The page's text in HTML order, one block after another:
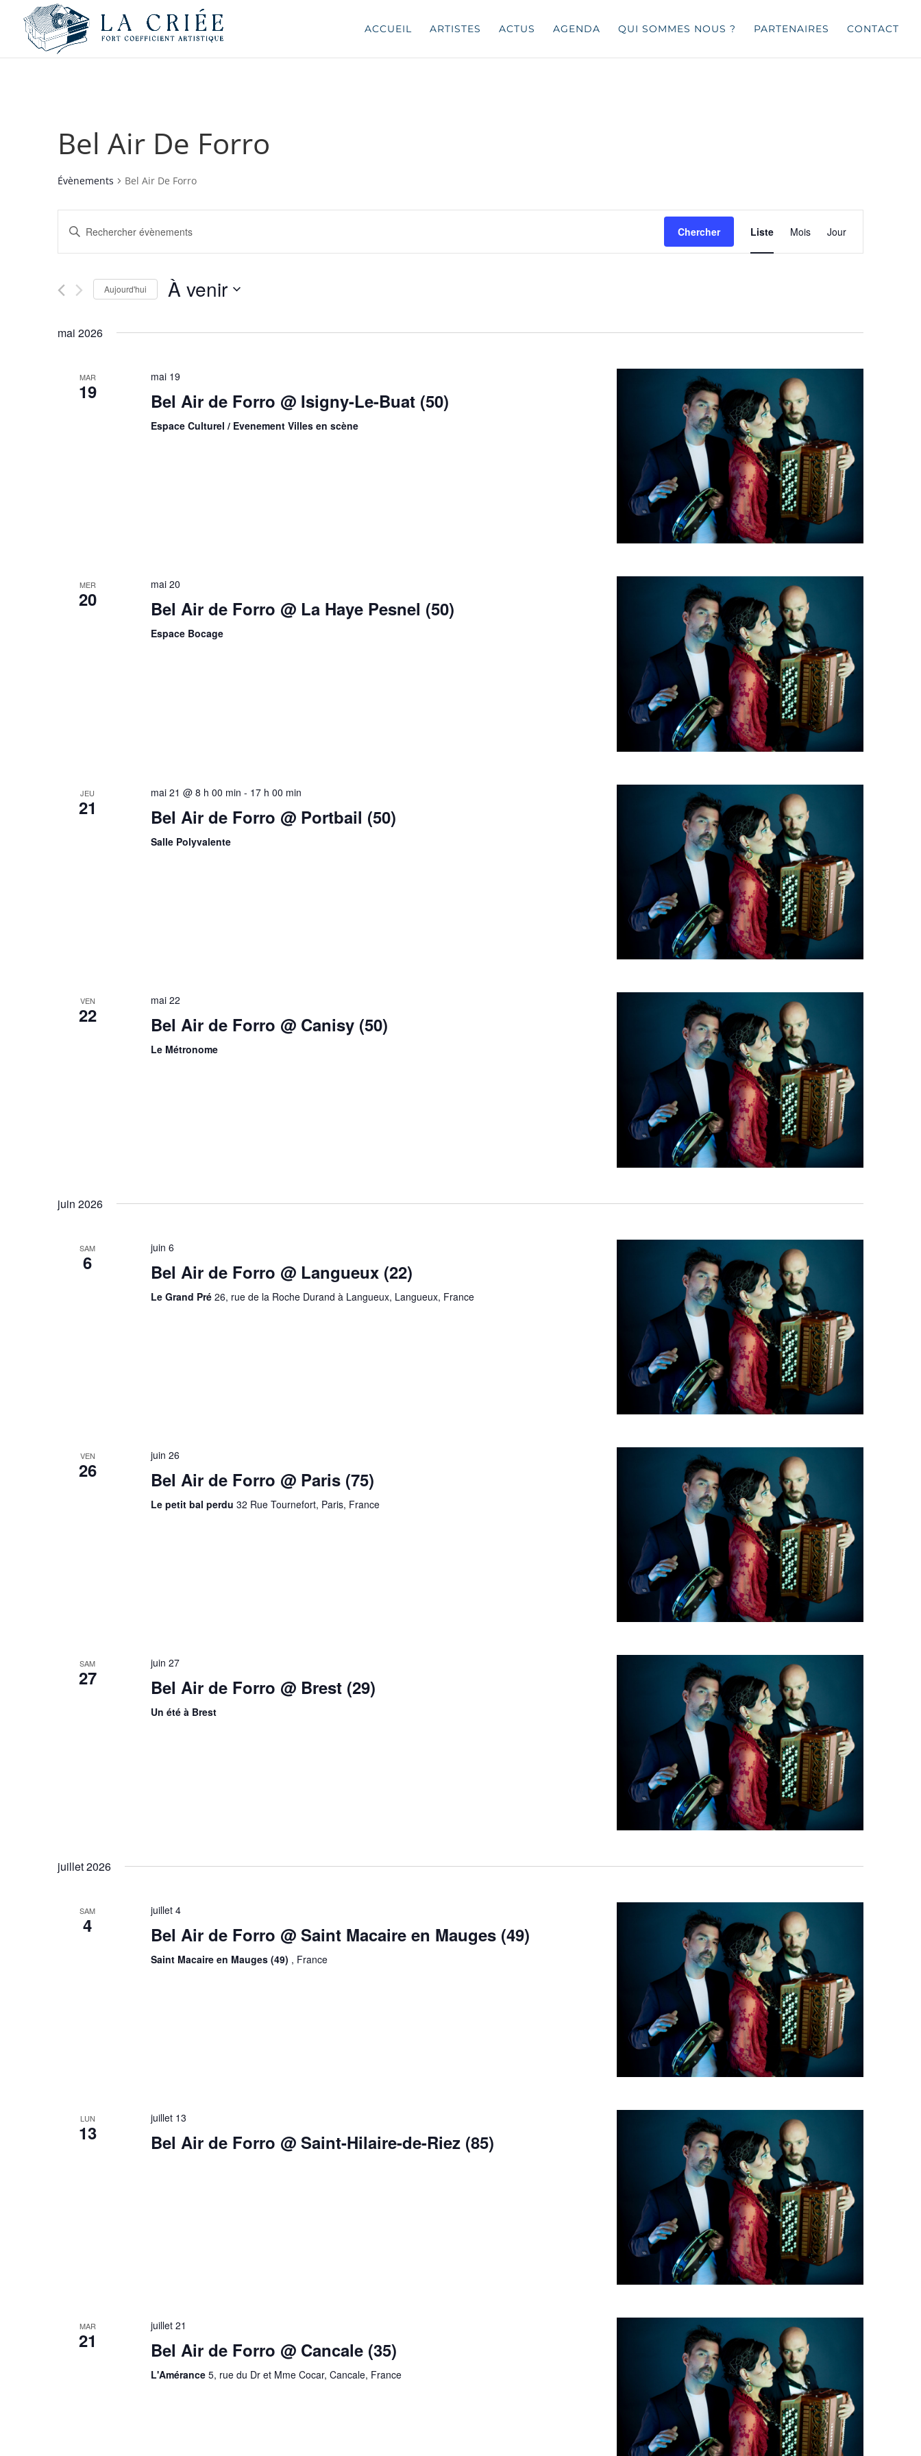
ACCUEIL ARTISTES ACTUS AGENDA QUI SOMMES NOUS ? PARTENAIRES CONTACT
Bel Air De Forro
Évènements Bel Air De Forro
Recherche
et
navigation
vues
Évènements
Saisir
clé.
Évènements
clé.
Chercher
Navigation
de
vues
Liste Mois Jour
Aujourd'hui À venir
mai 2026
MAR
19
mai 19
Bel Air de Forro @ Isigny-Le-Buat (50)
Espace Culturel / Evenement Villes en scène
MER
20
mai 20
Bel Air de Forro @ La Haye Pesnel (50)
Espace Bocage
JEU
21
mai 21 @ 8 h 00 min - 17 h 00 min
Bel Air de Forro @ Portbail (50)
Salle Polyvalente
VEN
22
mai 22
Bel Air de Forro @ Canisy (50)
Le Métronome
juin 2026
SAM
6
juin 6
Bel Air de Forro @ Langueux (22)
Le Grand Pré 26, rue de la Roche Durand à Langueux, Langueux, France
VEN
26
juin 26
Bel Air de Forro @ Paris (75)
Le petit bal perdu 32 Rue Tournefort, Paris, France
SAM
27
juin 27
Bel Air de Forro @ Brest (29)
Un été à Brest
juillet 2026
SAM
4
juillet 4
Bel Air de Forro @ Saint Macaire en Mauges (49)
Saint Macaire en Mauges (49) , France
LUN
13
juillet 13
Bel Air de Forro @ Saint-Hilaire-de-Riez (85)
MAR
21
juillet 21
Bel Air de Forro @ Cancale (35)
L'Amérance 5, rue du Dr et Mme Cocar, Cancale, France